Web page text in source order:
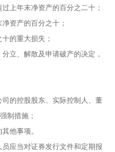
上年末净资产的百分之二十；
资产的百分之十；
的重大损失；
立、解散及申请破产的决定，
司的控股股东、实际控制人、董
制措施；
他事项。
应当对证券发行文件和定期报